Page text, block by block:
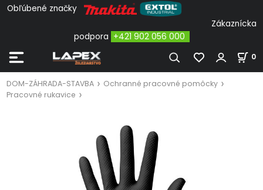
Obľúbené značky
Zákaznícka
podpora +421 902 056 000
0
DOM-ZÁHRADA-STAVBA
Ochranné pracovné pomôcky
Pracovné rukavice